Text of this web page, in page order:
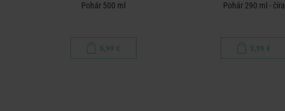
Pohár 500 ml
5,99 €
Pohár 290 ml - číra
3,99 €